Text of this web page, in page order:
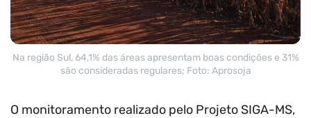
Na região Sul, 64,1% das áreas apresentam boas condições e 31%
são consideradas regulares; Foto: Aprosoja
O monitoramento realizado pelo Projeto SIGA-MS,